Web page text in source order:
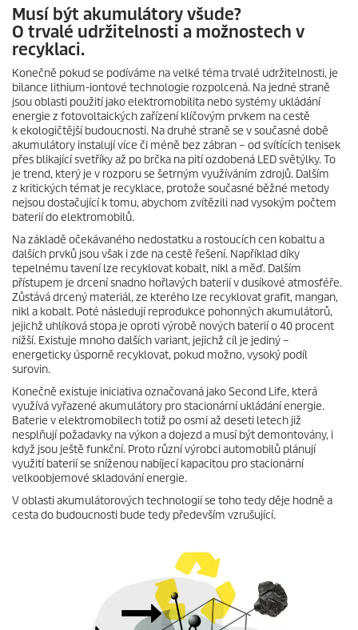
Musí být akumulátory všude?
O trvalé udržitelnosti a možnostech v
recyklaci.
Konečně pokud se podíváme na velké téma trvalé udržitelnosti, je
bilance lithium-iontové technologie rozpolcená. Na jedné straně
jsou oblasti použití jako elektromobilita nebo systémy ukládání
energie z fotovoltaických zařízení klíčovým prvkem na cestě
k ekologičtější budoucnosti. Na druhé straně se v současné době
akumulátory instalují více či méně bez zábran – od svítících tenisek
přes blikající svetříky až po brčka na pití ozdobená LED světýlky. To
je trend, který je v rozporu se šetrným využíváním zdrojů. Dalším
z kritických témat je recyklace, protože současné běžné metody
nejsou dostačující k tomu, abychom zvítězili nad vysokým počtem
baterií do elektromobilů.
Na základě očekávaného nedostatku a rostoucích cen kobaltu a
dalších prvků jsou však i zde na cestě řešení. Například díky
tepelnému tavení lze recyklovat kobalt, nikl a měď. Dalším
přístupem je drcení snadno hořlavých baterií v dusíkové atmosféře.
Zůstává drcený materiál, ze kterého lze recyklovat grafit, mangan,
nikl a kobalt. Poté následují reprodukce pohonných akumulátorů,
jejichž uhlíková stopa je oproti výrobě nových baterií o 40 procent
nižší. Existuje mnoho dalších variant, jejichž cíl je jediný –
energeticky úsporně recyklovat, pokud možno, vysoký podíl
surovin.
Konečně existuje iniciativa označovaná jako Second Life, která
využívá vyřazené akumulátory pro stacionární ukládání energie.
Baterie v elektromobilech totiž po osmi až deseti letech již
nesplňují požadavky na výkon a dojezd a musí být demontovány, i
když jsou ještě funkční. Proto různí výrobci automobilů plánují
využití baterií se sníženou nabíjecí kapacitou pro stacionární
velkoobjemové skladování energie.
V oblasti akumulátorových technologií se toho tedy děje hodně a
cesta do budoucnosti bude tedy především vzrušující.